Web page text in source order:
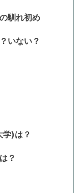
馴れ初め
いない？
学)は？
？